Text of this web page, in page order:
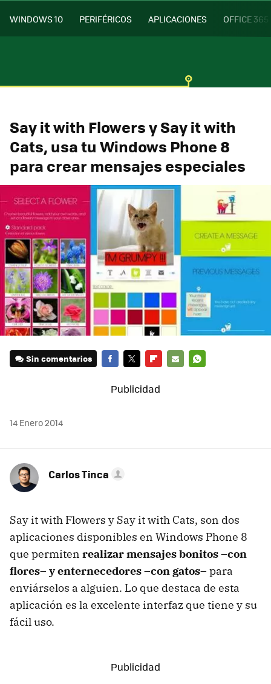
WINDOWS 10 PERIFÉRICOS APLICACIONES OFFICE 365
Say it with Flowers y Say it with
Cats, usa tu Windows Phone 8
para crear mensajes especiales
Sin comentarios
14 Enero 2014
Carlos Tinca
Say it with Flowers y Say it with Cats, son dos
aplicaciones disponibles en Windows Phone 8
que permiten realizar mensajes bonitos –con
flores– y enternecedores –con gatos– para
enviárselos a alguien. Lo que destaca de esta
aplicación es la excelente interfaz que tiene y su
fácil uso.